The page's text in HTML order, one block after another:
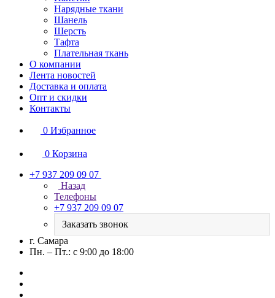
Нарядные ткани
Шанель
Шерсть
Тафта
Плательная ткань
О компании
Лента новостей
Доставка и оплата
Опт и скидки
Контакты
0 Избранное
0 Корзина
+7 937 209 09 07
Назад
Телефоны
+7 937 209 09 07
Заказать звонок
г. Самара
Пн. – Пт.: с 9:00 до 18:00